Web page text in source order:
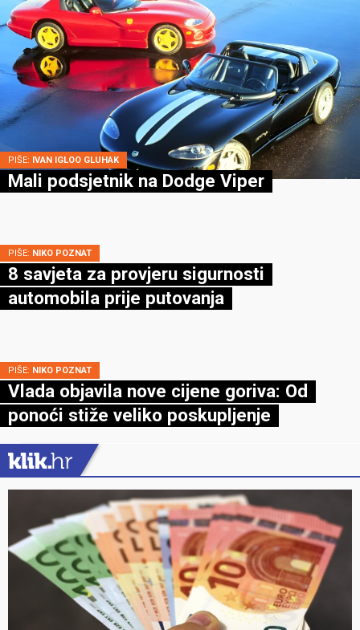
PIŠE: IVAN IGLOO GLUHAK
Mali podsjetnik na Dodge Viper
PIŠE: NIKO POZNAT
8 savjeta za provjeru sigurnosti
automobila prije putovanja
PIŠE: NIKO POZNAT
Vlada objavila nove cijene goriva: Od
ponoći stiže veliko poskupljenje